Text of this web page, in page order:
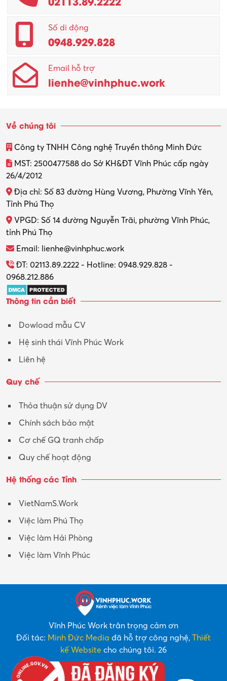
Promotion Girl (PG)
Quản lý – Giám đốc
Quản lý chất lượng – QC
Quản lý sản xuất
Quản trị kinh doanh
Thiết kế nội thất
Thợ máy – Ô tô – Xe máy
Thực tập
Tổ chức sự kiện – Quà tặng
Trợ lý
Tư vấn
Tư vấn – Kiến trúc
Y tế-Dược
Số di động
0948.929.828
Email hỗ trợ
lienhe@vinhphuc.work
Về chúng tôi
Công ty TNHH Công nghệ Truyền thông Minh Đức
MST: 2500477588 do Sở KH&ĐT Vĩnh Phúc cấp ngày
26/4/2012
Địa chỉ: Số 83 đường Hùng Vương, Phường Vĩnh Yên,
Tỉnh Phú Thọ
VPGD: Số 14 đường Nguyễn Trãi, phường Vĩnh Phúc,
tỉnh Phú Thọ
Email: lienhe@vinhphuc.work
ĐT: 02113.89.2222 - Hotline: 0948.929.828 -
0968.212.886
Thông tin cần biết
Dowload mẫu CV
Hệ sinh thái Vĩnh Phúc Work
Liên hệ
Quy chế
Thỏa thuận sử dụng DV
Chính sách bảo mật
Cơ chế GQ tranh chấp
Quy chế hoạt động
Hệ thống các Tỉnh
VietNamS.Work
Việc làm Phú Thọ
Việc làm Hải Phòng
Việc làm Vĩnh Phúc
Vĩnh Phúc Work trân trọng cảm ơn
Đối tác: Minh Đức Media đã hỗ trợ công nghệ, Thiết
kế Website cho chúng tôi. 26